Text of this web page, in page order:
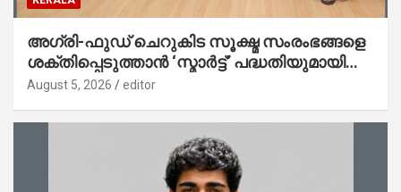
അഗ്രി-ഫുഡ് ചെറുകിട സൂക്ഷ്മ സംരംഭങ്ങളെ
ശക്തിപ്പെടുത്താന്‍ ‘സ്മാര്‍ട്ട്’ പദ്ധതിയുമായി
കേര; ലോഗോ മുഖ്യമന്ത്രി പ്രകാശനം
August 5, 2026 editor